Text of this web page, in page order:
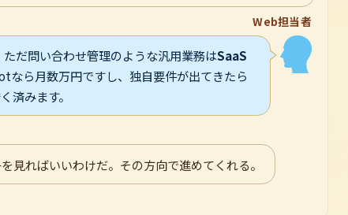
Web担当者
だ問い合わせ管理のような汎用業務はSaaS
ら月数万円ですし、独自要件が出てきたら
済みます。
見ればいいわけだ。その方向で進めてくれる。